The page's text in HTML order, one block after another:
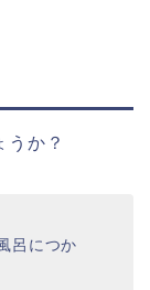
うか？
呂につか